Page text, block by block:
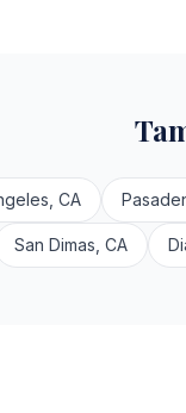
CA
San Dimas, CA